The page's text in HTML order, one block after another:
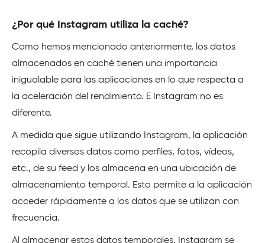
¿Por qué Instagram utiliza la caché?
Como hemos mencionado anteriormente, los datos
almacenados en caché tienen una importancia
inigualable para las aplicaciones en lo que respecta a
la aceleración del rendimiento. E Instagram no es
diferente.
A medida que sigue utilizando Instagram, la aplicación
recopila diversos datos como perfiles, fotos, vídeos,
etc., de su feed y los almacena en una ubicación de
almacenamiento temporal. Esto permite a la aplicación
acceder rápidamente a los datos que se utilizan con
frecuencia.
Al almacenar estos datos temporales, Instagram se